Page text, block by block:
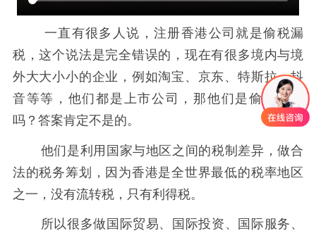
一直有很多人说，注册香港公司就是偷税漏
税，这个说法是完全错误的，现在有很多境内与境
外大大小小的企业，例如淘宝、京东、特斯拉、抖
音等等，他们都是上市公司，那他们是偷税漏税
吗？答案肯定不是的。
他们是利用国家与地区之间的税制差异，做合
法的税务筹划，因为香港是全世界最低的税率地区
之一，没有流转税，只有利得税。
所以很多做国际贸易、国际投资、国际服务、